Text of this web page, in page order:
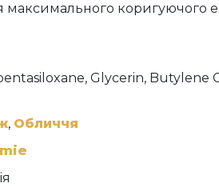
максимального коригуючого
Glycerin, Butylene
Palmitoyl Tetrapeptide-
Sodium Citrate, Citric
Fragrance (Parfum).
, Обличчя